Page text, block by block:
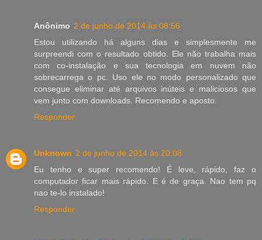
Anônimo 2 de junho de 2014 às 08:56
Estou utilizando há alguns dias e simplesmente me
surpreendi com o resultado obtido. Ele não trabalha mais
com co-instalação e sua tecnologia em nuvem não
sobrecarrega o pc. Uso ele no modo personalizado que
consegue eliminar até arquivos inúteis e maliciosos que
vem junto com downloads. Recomendo e aposto.
Responder
Unknown 2 de junho de 2014 às 20:08
Eu tenho e super recomendo! É leve, rápido, faz o
computador ficar mais rápido. E é de graça. Nao tem pq
nao te-lo instalado!
Responder